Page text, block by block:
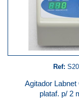
Ref:
Agitador
plataf. p/ 2